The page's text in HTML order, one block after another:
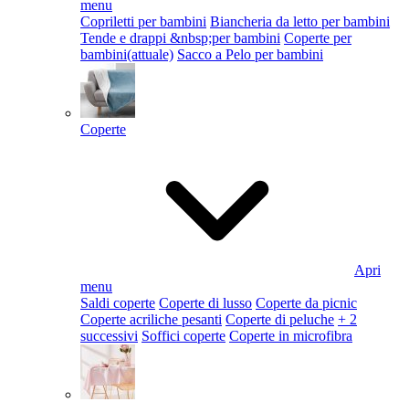
menu
Copriletti per bambini Biancheria da letto per bambini
Tende e drappi &nbsp;per bambini Coperte per
bambini(attuale) Sacco a Pelo per bambini
Coperte
Apri
menu
Saldi coperte Coperte di lusso Coperte da picnic
Coperte acriliche pesanti Coperte di peluche + 2
successivi Soffici coperte Coperte in microfibra